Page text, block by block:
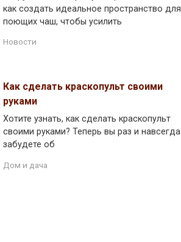
как создать идеальное пространство для
поющих чаш, чтобы усилить
Новости
Как сделать краскопульт своими
руками
Хотите узнать, как сделать краскопульт
своими руками? Теперь вы раз и навсегда
забудете об
Дом и дача